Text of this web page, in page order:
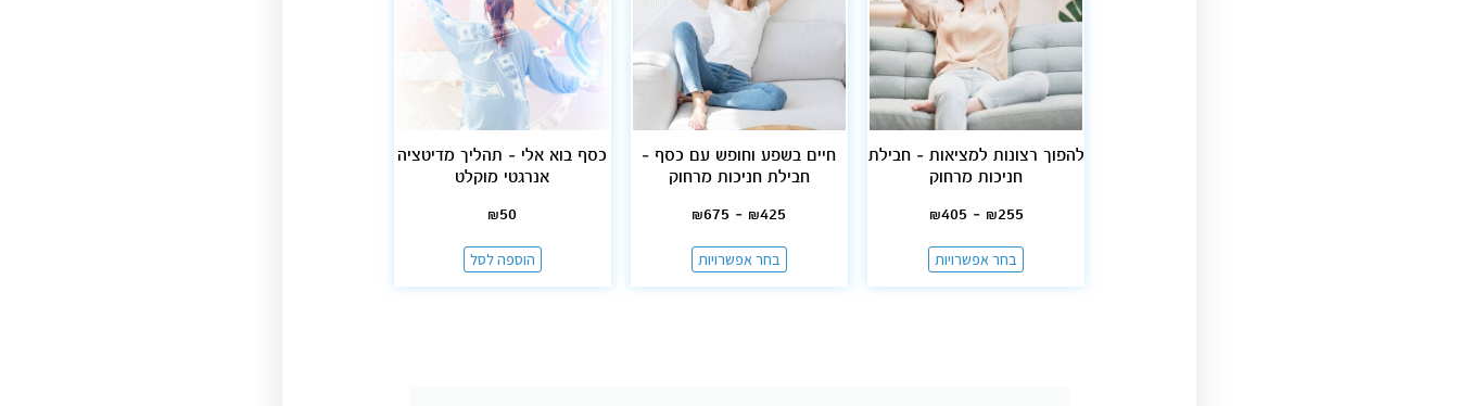
להפוך רצונות למציאות – חבילת
חניכות מרחוק
₪255
–
₪405
בחר אפשרויות
חיים בשפע וחופש עם כסף –
חבילת חניכות מרחוק
₪425
–
₪675
בחר אפשרויות
כסף בוא אלי – תהליך מדיטציה
אנרגטי מוקלט
₪50
הוספה לסל